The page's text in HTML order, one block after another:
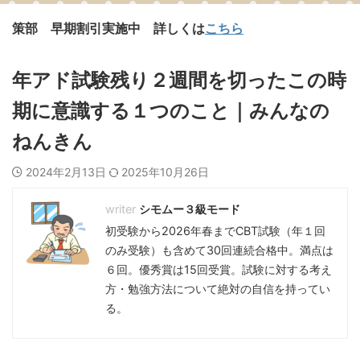
割引実施中 詳しくは こちら
年アド試験残り２週間を切ったこの時
期に意識する１つのこと｜みんなの
ねんきん
2024年2月13日 2025年10月26日
シモムー３級モード
初受験から2026年春までCBT試験（年１回
のみ受験）も含めて30回連続合格中。満点は
６回。優秀賞は15回受賞。試験に対する考え
方・勉強方法について絶対の自信を持ってい
る。